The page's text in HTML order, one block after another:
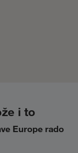
i to
Europe rado